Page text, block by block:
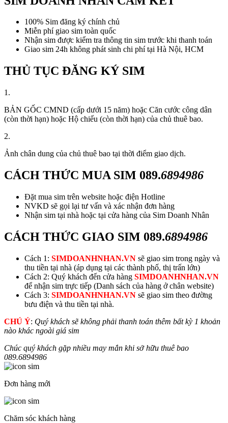
100% Sim đăng ký chính chủ
Miễn phí giao sim toàn quốc
Nhận sim được kiểm tra thông tin sim trước khi thanh toán
Giao sim 24h không phát sinh chi phí tại Hà Nội, HCM
THỦ TỤC ĐĂNG KÝ SIM
1.
BẢN GỐC CMND (cấp dưới 15 năm) hoặc Căn cước công dân
(còn thời hạn) hoặc Hộ chiếu (còn thời hạn) của chủ thuê bao.
2.
Ảnh chân dung của chủ thuê bao tại thời điểm giao dịch.
CÁCH THỨC MUA SIM 089.6894986
Đặt mua sim trên website hoặc điện Hotline
NVKD sẽ gọi lại tư vấn và xác nhận đơn hàng
Nhận sim tại nhà hoặc tại cửa hàng của Sim Doanh Nhân
CÁCH THỨC GIAO SIM 089.6894986
Cách 1: SIMDOANHNHAN.VN sẽ giao sim trong ngày và
thu tiền tại nhà (áp dụng tại các thành phố, thị trấn lớn)
Cách 2: Quý khách đến cửa hàng SIMDOANHNHAN.VN
để nhận sim trực tiếp (Danh sách của hàng ở chân website)
Cách 3: SIMDOANHNHAN.VN sẽ giao sim theo đường
bưu điện và thu tiền tại nhà.
CHÚ Ý: Quý khách sẽ không phải thanh toán thêm bất kỳ 1 khoản
nào khác ngoài giá sim
Chúc quý khách gặp nhiều may mắn khi sở hữu thuê bao
089.6894986
Đơn hàng mới
Chăm sóc khách hàng